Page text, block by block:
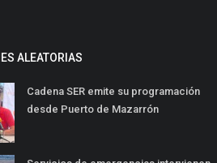
ALEATORIAS
Cadena SER emite su programación
desde Puerto de Mazarrón